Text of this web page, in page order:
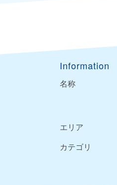
Information
名称
エリア
カテゴリ